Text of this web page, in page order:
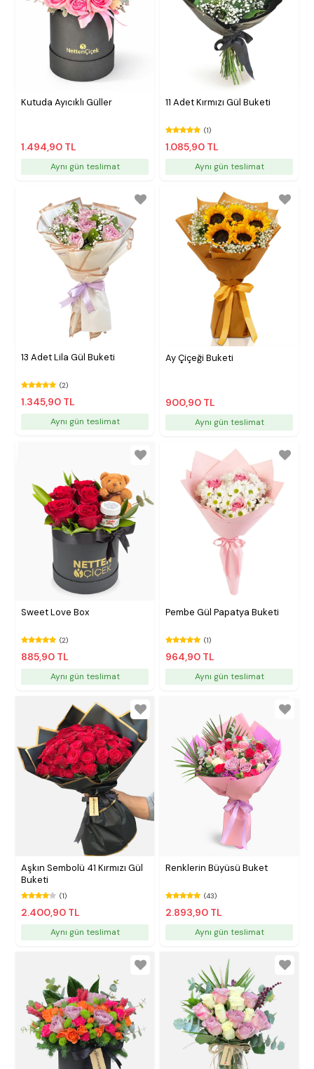
Kutuda Ayıcıklı Güller
1.494,90 TL
Aynı gün teslimat
11 Adet Kırmızı Gül Buketi
(1)
1.085,90 TL
Aynı gün teslimat
13 Adet Lila Gül Buketi
(2)
1.345,90 TL
Aynı gün teslimat
Ay Çiçeği Buketi
900,90 TL
Aynı gün teslimat
Sweet Love Box
(2)
885,90 TL
Aynı gün teslimat
Pembe Gül Papatya Buketi
(1)
964,90 TL
Aynı gün teslimat
Aşkın Sembolü 41 Kırmızı Gül
Buketi
(1)
2.400,90 TL
Aynı gün teslimat
Renklerin Büyüsü Buket
(43)
2.893,90 TL
Aynı gün teslimat